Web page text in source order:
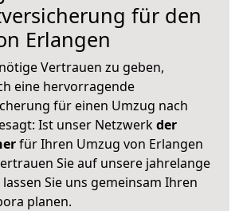
für den
Erlangen
Vertrauen zu geben,
eine hervorragende
für einen Umzug nach
Ist unser Netzwerkder
für Ihren Umzug von Erlangen
Sie auf unsere jahrelange
Sie uns gemeinsam Ihren
planen.